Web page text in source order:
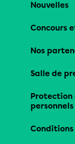
Nouvelles
Concours
Nos
Salle de
Protection
personnels